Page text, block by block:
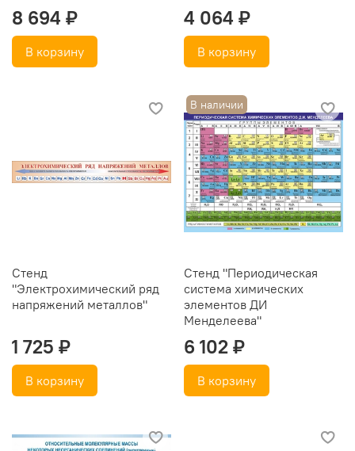
8 694 ₽
В корзину
4 064 ₽
В корзину
Стенд
"Электрохимический ряд
напряжений металлов"
1 725 ₽
В корзину
В наличии
Стенд "Периодическая
система химических
элементов ДИ
Менделеева"
6 102 ₽
В корзину